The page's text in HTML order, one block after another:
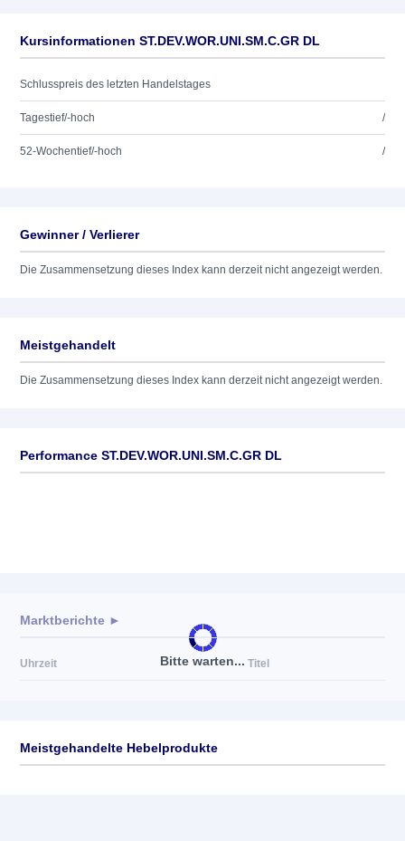
Kursinformationen ST.DEV.WOR.UNI.SM.C.GR DL
Schlusspreis des letzten Handelstages
Tagestief/-hoch /
52-Wochentief/-hoch /
Gewinner / Verlierer
Die Zusammensetzung dieses Index kann derzeit nicht angezeigt werden.
Meistgehandelt
Die Zusammensetzung dieses Index kann derzeit nicht angezeigt werden.
Performance ST.DEV.WOR.UNI.SM.C.GR DL
Bitte warten...
Marktberichte ►
Uhrzeit Titel
Meistgehandelte Hebelprodukte